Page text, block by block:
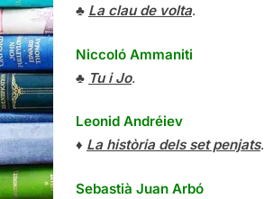
♣ La clau de volta.
Niccoló Ammaniti
♣ Tu i Jo.
Leonid Andréiev
♦ La història dels set penjats.
Sebastià Juan Arbó